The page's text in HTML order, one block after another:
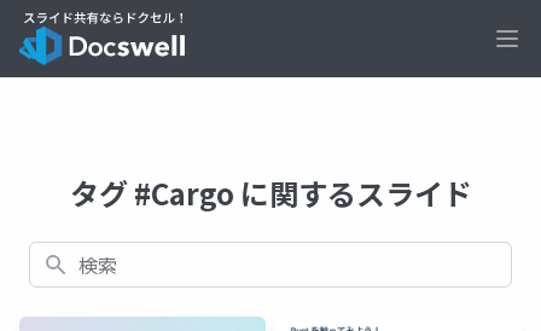
タグ #Cargo に関するスライド
検索